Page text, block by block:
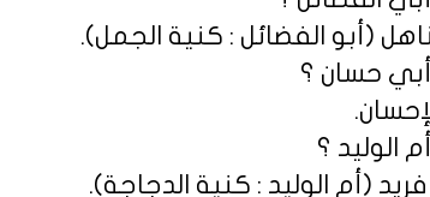
(أبو الفضائل : كنية الجمل).
(أم الوليد : كنية الدجاجة).